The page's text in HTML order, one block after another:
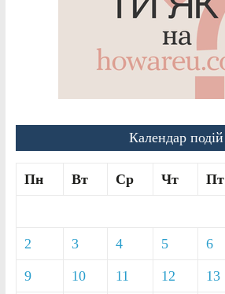
Календар подій
Пн Вт Ср Чт Пт
2 3 4 5 6
9 10 11 12 13